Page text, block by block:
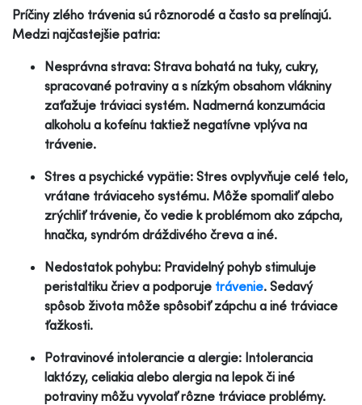
Príčiny zlého trávenia sú rôznorodé a často sa prelínajú.
Medzi najčastejšie patria:
Nesprávna strava: Strava bohatá na tuky, cukry,
spracované potraviny a s nízkým obsahom vlákniny
zaťažuje tráviaci systém. Nadmerná konzumácia
alkoholu a kofeínu taktiež negatívne vplýva na
trávenie.
Stres a psychické vypätie: Stres ovplyvňuje celé telo,
vrátane tráviaceho systému. Môže spomaliť alebo
zrýchliť trávenie, čo vedie k problémom ako zápcha,
hnačka, syndróm dráždivého čreva a iné.
Nedostatok pohybu: Pravidelný pohyb stimuluje
peristaltiku čriev a podporuje trávenie. Sedavý
spôsob života môže spôsobiť zápchu a iné tráviace
ťažkosti.
Potravinové intolerancie a alergie: Intolerancia
laktózy, celiakia alebo alergia na lepok či iné
potraviny môžu vyvolať rôzne tráviace problémy.